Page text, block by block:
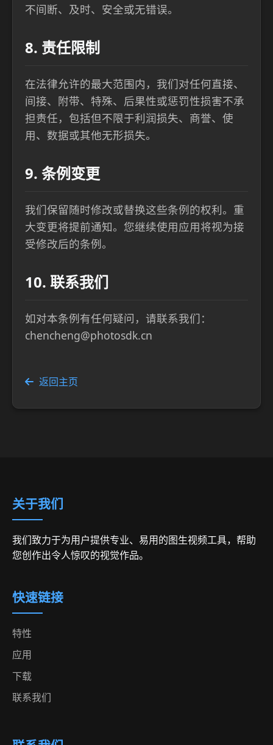
不间断、及时、安全或无错误。
8. 责任限制
在法律允许的最大范围内，我们对任何直接、
间接、附带、特殊、后果性或惩罚性损害不承
担责任，包括但不限于利润损失、商誉、使
用、数据或其他无形损失。
9. 条例变更
我们保留随时修改或替换这些条例的权利。重
大变更将提前通知。您继续使用应用将视为接
受修改后的条例。
10. 联系我们
如对本条例有任何疑问，请联系我们：
chencheng@photosdk.cn
返回主页
关于我们
我们致力于为用户提供专业、易用的图生视频工具，帮助
您创作出令人惊叹的视觉作品。
快速链接
特性
应用
下载
联系我们